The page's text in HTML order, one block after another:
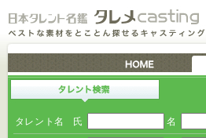
タレント名 氏 名